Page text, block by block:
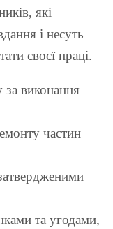
які
і несуть
своєї праці.
за виконання
частин
та угодами,